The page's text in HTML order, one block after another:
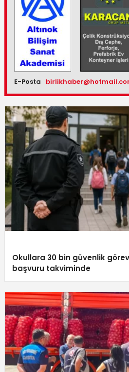
E-Posta
Okullara 30 bin güvenlik
başvuru takviminde